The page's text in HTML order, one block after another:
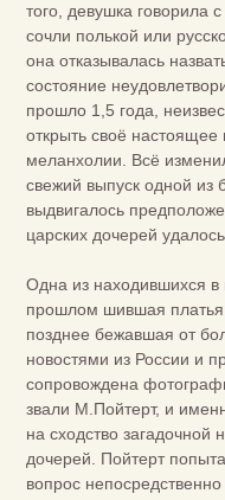
того, девушка говорила
сочли полькой или
она отказывалась
состояние
прошло 1,5 года,
открыть своё
меланхолии. Всё
свежий выпуск одной из
выдвигалось
царских дочерей
Одна из находившихся
прошлом шившая
позднее бежавшая от
новостями из России и
сопровождена
звали М.Пойтерт, и
на сходство загадочной
дочерей. Пойтерт
вопрос